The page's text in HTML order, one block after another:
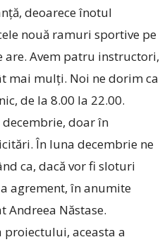
deoarece înotul
nouă ramuri sportive pe
Avem patru instructori,
mai mulți. Noi ne dorim ca
de la 8.00 la 22.00.
doar în
În luna decembrie ne
ca, dacă vor fi sloturi
agrement, în anumite
Andreea Năstase.
aceasta a